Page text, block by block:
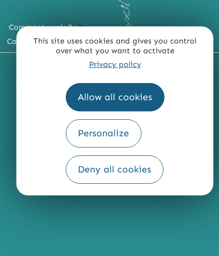
This site uses cookies and gives you control
over what you want to activate
Privacy policy
Allow all cookies
Personalize
Deny all cookies
Comment venir ?
Carte du territoire
MENTIONS LÉGALES PLAN DU SITE
ACCESSIBILITÉ : NON CONFORME PRESSE
QUI SOMMES-NOUS ?
Fourni par
Traduction